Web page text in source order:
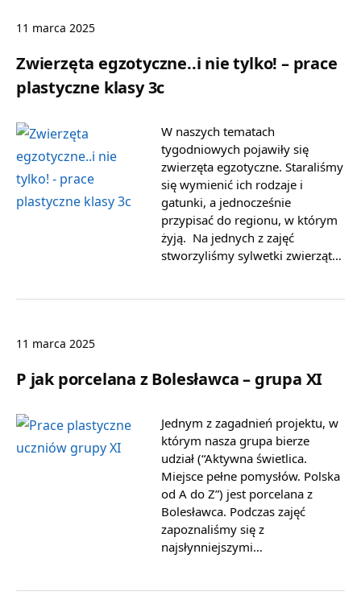
11 marca 2025
Zwierzęta egzotyczne..i nie tylko! – prace
plastyczne klasy 3c
W naszych tematach
tygodniowych pojawiły się
zwierzęta egzotyczne. Staraliśmy
się wymienić ich rodzaje i
gatunki, a jednocześnie
przypisać do regionu, w którym
żyją. Na jednych z zajęć
stworzyliśmy sylwetki zwierząt…
11 marca 2025
P jak porcelana z Bolesławca – grupa XI
Jednym z zagadnień projektu, w
którym nasza grupa bierze
udział (“Aktywna świetlica.
Miejsce pełne pomysłów. Polska
od A do Z”) jest porcelana z
Bolesławca. Podczas zajęć
zapoznaliśmy się z
najsłynniejszymi…